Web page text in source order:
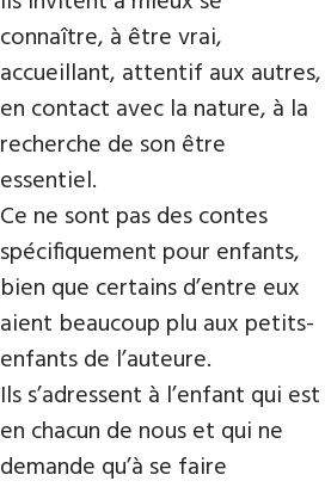
connaître, à être vrai,
accueillant, attentif aux autres,
en contact avec la nature, à la
recherche de son être
essentiel.
Ce ne sont pas des contes
spécifiquement pour enfants,
bien que certains d’entre eux
aient beaucoup plu aux petits-
enfants de l’auteure.
Ils s’adressent à l’enfant qui est
en chacun de nous et qui ne
demande qu’à se faire